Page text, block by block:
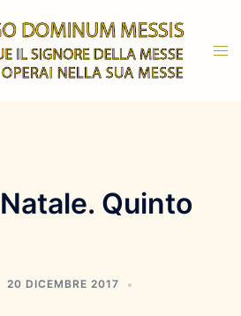
Quinto
20 DICEMBRE 2017